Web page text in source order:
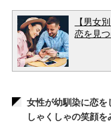
【男女
恋を見
女性が幼馴染に恋を
しゃくしゃの笑顔を